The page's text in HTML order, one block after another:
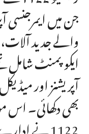
جن میں ایمرجنسی
والے جدید
ایکوپمنٹ شامل
آپریشنز اور
بھی دکھائی۔ اس
1122 نے